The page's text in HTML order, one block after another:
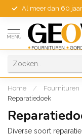
Al meer dan 60
MENU
Home / Fournituren
Reparatiedoek
Diverse soort